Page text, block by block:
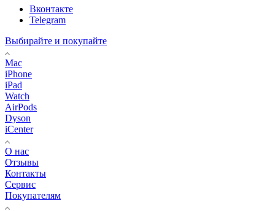
Вконтакте
Telegram
Выбирайте и покупайте
Mac
iPhone
iPad
Watch
AirPods
Dyson
iCenter
О нас
Отзывы
Контакты
Сервис
Покупателям